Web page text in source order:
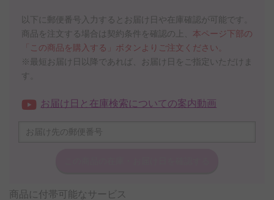
以下に郵便番号入力するとお届け日や在庫確認が可能です。
商品を注文する場合は契約条件を確認の上、 本ページ下部の
「この商品を購入する」ボタンよりご注文ください。
※最短お届け日以降であれば、お届け日をご指定いただけま
す。
お届け日と在庫検索についての案内動画
商品に付帯可能なサービス